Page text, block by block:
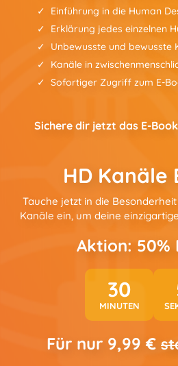
Einführung in die Human
Erklärung jedes einzelnen
Unbewusste und bewusste
Kanäle in
Sofortiger Zugriff zum E-
Sichere dir jetzt das E-
HD Kanäle
Tauche jetzt in die
Kanäle ein, um deine
Aktion: 50%
30
MINUTEN
Für nur 9,99 €